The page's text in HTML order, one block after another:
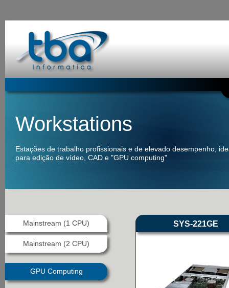
Workstations
Estações de trabalho profissionais e de elevado desempenho,
para edição de vídeo, CAD e "GPU computing"
Mainstream (1 CPU)
Mainstream (2 CPU)
GPU Computing
SYS-221GE